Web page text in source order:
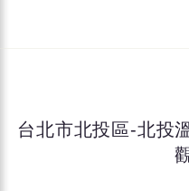
台北市北投區-北投